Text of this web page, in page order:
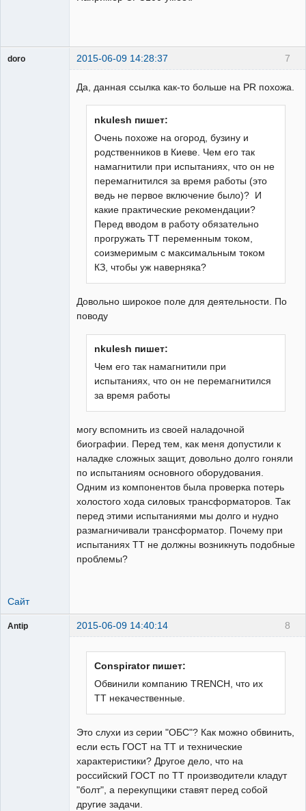
7
doro 2015-06-09 14:28:37
Да, данная ссылка как-то больше на PR похожа.
nkulesh пишет:
Очень похоже на огород, бузину и
родственников в Киеве. Чем его так
намагнитили при испытаниях, что он не
перемагнитился за время работы (это
ведь не первое включение было)? И
какие практические рекомендации?
Перед вводом в работу обязательно
прогружать ТТ переменным током,
соизмеримым с максимальным током
КЗ, чтобы уж наверняка?
Довольно широкое поле для деятельности. По
поводу
nkulesh пишет:
Чем его так намагнитили при
испытаниях, что он не перемагнитился
за время работы
могу вспомнить из своей наладочной
биографии. Перед тем, как меня допустили к
наладке сложных защит, довольно долго гоняли
по испытаниям основного оборудования.
Одним из компонентов была проверка потерь
холостого хода силовых трансформаторов. Так
перед этими испытаниями мы долго и нудно
размагничивали трансформатор. Почему при
испытаниях ТТ не должны возникнуть подобные
проблемы?
Сайт
8
Antip 2015-06-09 14:40:14
Conspirator пишет:
Обвинили компанию TRENCH, что их
ТТ некачественные.
Это слухи из серии "ОБС"? Как можно обвинить,
если есть ГОСТ на ТТ и технические
характеристики? Другое дело, что на
российский ГОСТ по ТТ производители кладут
"болт", а перекупщики ставят перед собой
другие задачи.